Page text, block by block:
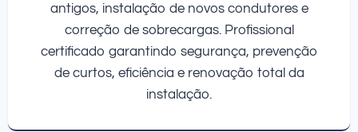
antigos, instalação de novos condutores e
correção de sobrecargas. Profissional
certificado garantindo segurança, prevenção
de curtos, eficiência e renovação total da
instalação.